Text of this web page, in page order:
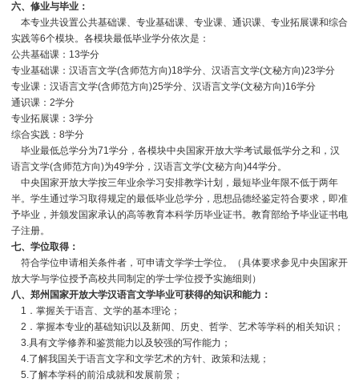
六、修业与毕业：
本专业共设置公共基础课、专业基础课、专业课、通识课、专业拓展课和综合
实践等6个模块。各模块最低毕业学分依次是：
公共基础课：13学分
专业基础课：汉语言文学(含师范方向)18学分、汉语言文学(文秘方向)23学分
专业课：汉语言文学(含师范方向)25学分、汉语言文学(文秘方向)16学分
通识课：2学分
专业拓展课：3学分
综合实践：8学分
毕业最低总学分为71学分，各模块中央国家开放大学考试最低学分之和，汉
语言文学(含师范方向)为49学分，汉语言文学(文秘方向)44学分。
中央国家开放大学按三年业余学习安排教学计划，最短毕业年限不低于两年
半。学生通过学习取得规定的最低毕业总学分，思想品德经鉴定符合要求，即准
予毕业，并颁发国家承认的高等教育本科学历毕业证书。教育部给予毕业证书电
子注册。
七、学位取得：
符合学位申请相关条件者，可申请文学学士学位。（具体要求参见中央国家开
放大学与学位授予高校共同制定的学士学位授予实施细则）
八、郑州国家开放大学汉语言文学毕业可获得的知识和能力：
1．掌握关于语言、文学的基本理论；
2．掌握本专业的基础知识以及新闻、历史、哲学、艺术等学科的相关知识；
3.具有文学修养和鉴赏能力以及较强的写作能力；
4.了解我国关于语言文字和文学艺术的方针、政策和法规；
5.了解本学科的前沿成就和发展前景；